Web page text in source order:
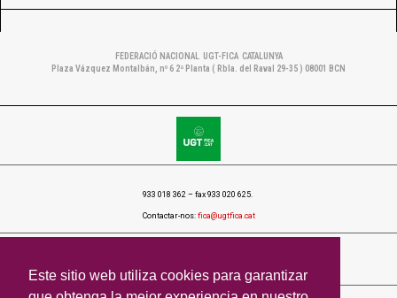
Este sitio web utiliza cookies para garantizar
FEDERACIÓ NACIONAL UGT-FICA CATALUNYA
Plaza Vázquez Montalbán, nº 6 2ª Planta ( Rbla. del Raval 29-35 ) 08001 BCN
933 018 362 – fax 933 020 625.
Contactar-nos: fica@ugtfica.cat